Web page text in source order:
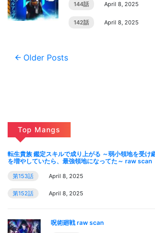
144話 April 8, 2025
142話 April 8, 2025
Posts
Older Posts
Top Mangs
転生貴族 鑑定スキルで成り上がる ～弱小領地を受け
を増やしていたら、最強領地になってた～ raw scan
第153話 April 8, 2025
第152話 April 8, 2025
呪術廻戦 raw scan